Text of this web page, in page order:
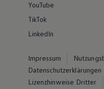
YouTube
TikTok
LinkedIn
Impressum
Datenschutzerklärungen
Lizenzhinweise Dritter